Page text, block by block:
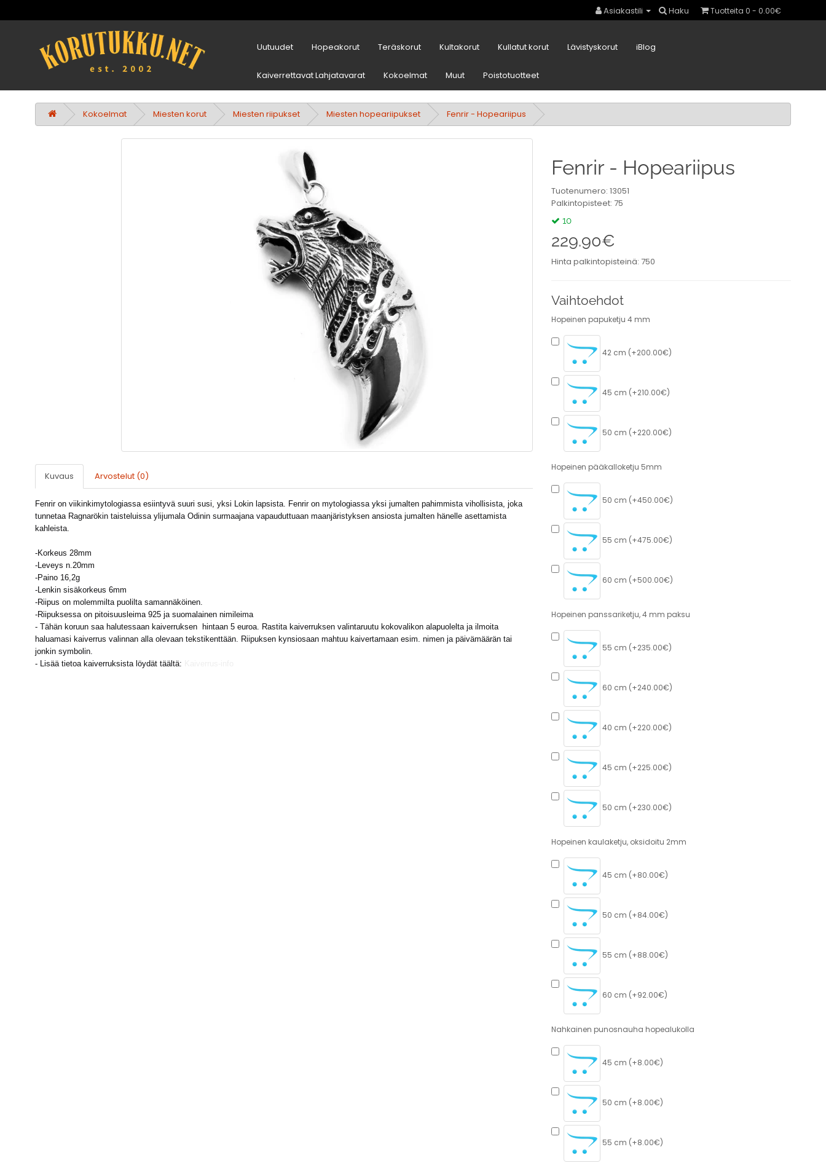
Asiakastili Haku Tuotteita 0 - 0.00€
Uutuudet Hopeakorut Teräskorut Kultakorut Kullatut korut Lävistyskorut iBlog
Kaiverrettavat Lahjatavarat Kokoelmat Muut Poistotuotteet
Kokoelmat Miesten korut Miesten riipukset Miesten hopeariipukset Fenrir - Hopeariipus
Kuvaus Arvostelut (0)
Fenrir on viikinkimytologiassa esiintyvä suuri susi, yksi Lokin lapsista. Fenrir on mytologiassa yksi jumalten pahimmista vihollisista, joka
tunnetaa Ragnarökin taisteluissa ylijumala Odinin surmaajana vapauduttuaan maanjäristyksen ansiosta jumalten hänelle asettamista
kahleista.
-Korkeus 28mm
-Leveys n.20mm
-Paino 16,2g
-Lenkin sisäkorkeus 6mm
-Riipus on molemmilta puolilta samannäköinen.
-Riipuksessa on pitoisuusleima 925 ja suomalainen nimileima
- Tähän koruun saa halutessaan kaiverruksen hintaan 5 euroa. Rastita kaiverruksen valintaruutu kokovalikon alapuolelta ja ilmoita
haluamasi kaiverrus valinnan alla olevaan tekstikenttään. Riipuksen kynsiosaan mahtuu kaivertamaan esim. nimen ja päivämäärän tai
jonkin symbolin.
- Lisää tietoa kaiverruksista löydät täältä:
Fenrir - Hopeariipus
Tuotenumero: 13051
Palkintopisteet: 75
10
229.90€
Hinta palkintopisteinä: 750
Vaihtoehdot
Hopeinen papuketju 4 mm
42 cm (+200.00€)
45 cm (+210.00€)
50 cm (+220.00€)
Hopeinen pääkalloketju 5mm
50 cm (+450.00€)
55 cm (+475.00€)
60 cm (+500.00€)
Hopeinen panssariketju, 4 mm paksu
55 cm (+235.00€)
60 cm (+240.00€)
40 cm (+220.00€)
45 cm (+225.00€)
50 cm (+230.00€)
Hopeinen kaulaketju, oksidoitu 2mm
45 cm (+80.00€)
50 cm (+84.00€)
55 cm (+88.00€)
60 cm (+92.00€)
Nahkainen punosnauha hopealukolla
45 cm (+8.00€)
50 cm (+8.00€)
55 cm (+8.00€)